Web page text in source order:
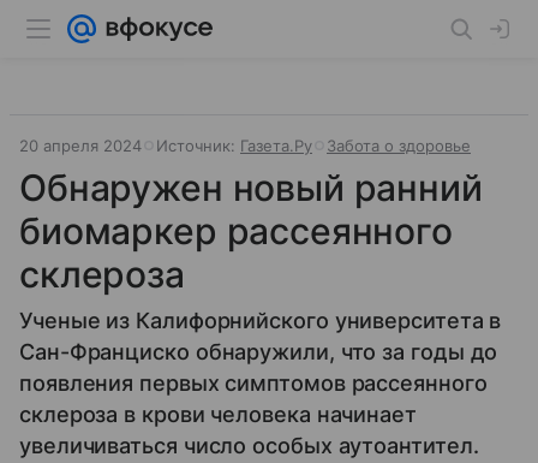
20 апреля 2024 Источник: Газета.Ру Забота о здоровье
Обнаружен новый ранний
биомаркер рассеянного
склероза
Ученые из Калифорнийского университета в
Сан-Франциско обнаружили, что за годы до
появления первых симптомов рассеянного
склероза в крови человека начинает
увеличиваться число особых аутоантител.